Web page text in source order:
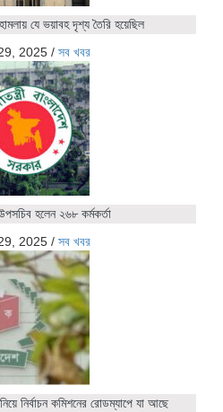
যে ভয়াবহ দৃশ্য তৈরি হয়েছিল
2025 / সব খবর
হলেন ২৬৮ কর্মকর্তা
2025 / সব খবর
নির্বাচন কমিশনের রোডম্যাপে যা আছে